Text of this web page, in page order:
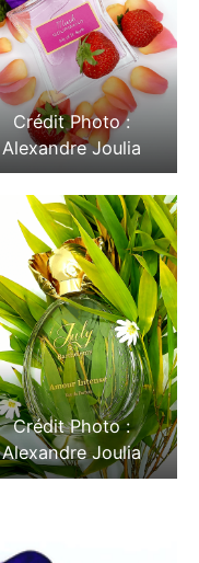
Crédit Photo :
Alexandre Joulia
Crédit Photo :
Alexandre Joulia